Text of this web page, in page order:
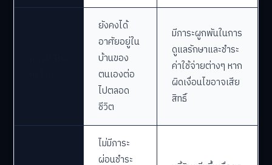
ยังคงได้
อาศัยอยู่ใน
บ้านของ
ตนเองต่อ
ไปตลอด
ชีวิต
มีภาระผูกพันในการ
ดูแลรักษาและชำระ
ค่าใช้จ่ายต่างๆ หาก
ผิดเงื่อนไขอาจเสีย
สิทธิ์
ไม่มีภาระ
ผ่อนชำระ